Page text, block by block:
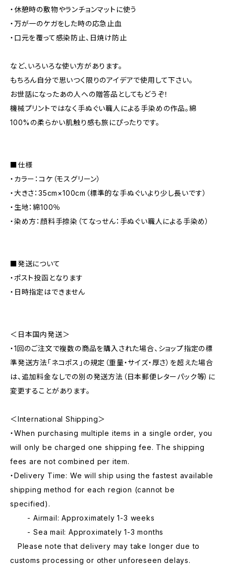
・休憩時の敷物やランチョンマットに使う
・万が一のケガをした時の応急止血
・口元を覆って感染防止、日焼け防止
など、いろいろな使い方があります。
もちろん自分で思いつく限りのアイデアで使用して下さい。
お世話になったあの人への贈答品としてもどうぞ！
機械プリントではなく手ぬぐい職人による手染めの作品。綿
100%の柔らかい肌触り感も旅にぴったりです。
■仕様
・カラー：コケ（モスグリーン）
・大きさ：35cm×100cm（標準的な手ぬぐいより少し長いです）
・生地：綿100％
・染め方：顔料手捺染（てなっせん：手ぬぐい職人による手染め）
■発送について
・ポスト投函となります
・日時指定はできません
＜日本国内発送＞
・1回のご注文で複数の商品を購入された場合、ショップ指定の標
準発送方法「ネコポス」の規定（重量・サイズ・厚さ）を超えた場合
は、追加料金なしでの別の発送方法（日本郵便レターパック等）に
変更することがあります。
＜International Shipping＞
・When purchasing multiple items in a single order, you
will only be charged one shipping fee. The shipping
fees are not combined per item.
・Delivery Time: We will ship using the fastest available
shipping method for each region (cannot be
specified).
- Airmail: Approximately 1-3 weeks
- Sea mail: Approximately 1-3 months
Please note that delivery may take longer due to
customs processing or other unforeseen delays.